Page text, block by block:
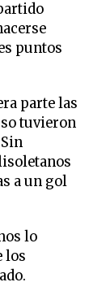
puntos
parte las
tuvieron
a un gol
lo
los